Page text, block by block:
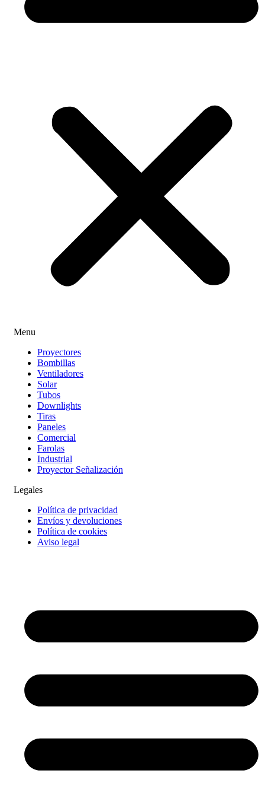
Menu
Proyectores
Bombillas
Ventiladores
Solar
Tubos
Downlights
Tiras
Paneles
Comercial
Farolas
Industrial
Proyector Señalización
Legales
Política de privacidad
Envíos y devoluciones
Política de cookies
Aviso legal